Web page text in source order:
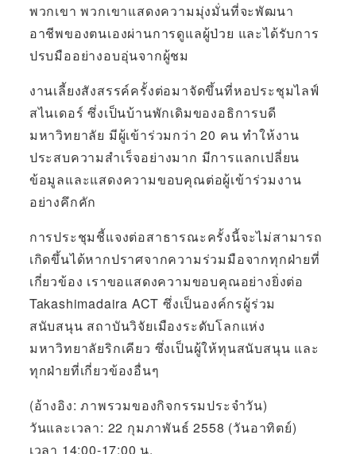
พวกเขา พวกเขาแสดงความมุ่งมั่นที่จะพัฒนา
อาชีพของตนเองผ่านการดูแลผู้ป่วย และได้รับการ
ปรบมืออย่างอบอุ่นจากผู้ชม
งานเลี้ยงสังสรรค์ครั้งต่อมาจัดขึ้นที่หอประชุมไลฟ์
สไนเดอร์ ซึ่งเป็นบ้านพักเดิมของอธิการบดี
มหาวิทยาลัย มีผู้เข้าร่วมกว่า 20 คน ทำให้งาน
ประสบความสำเร็จอย่างมาก มีการแลกเปลี่ยน
ข้อมูลและแสดงความขอบคุณต่อผู้เข้าร่วมงาน
อย่างคึกคัก
การประชุมชี้แจงต่อสาธารณะครั้งนี้จะไม่สามารถ
เกิดขึ้นได้หากปราศจากความร่วมมือจากทุกฝ่ายที่
เกี่ยวข้อง เราขอแสดงความขอบคุณอย่างยิ่งต่อ
Takashimadaira ACT ซึ่งเป็นองค์กรผู้ร่วม
สนับสนุน สถาบันวิจัยเมืองระดับโลกแห่ง
มหาวิทยาลัยริกเคียว ซึ่งเป็นผู้ให้ทุนสนับสนุน และ
ทุกฝ่ายที่เกี่ยวข้องอื่นๆ
(อ้างอิง: ภาพรวมของกิจกรรมประจำวัน)
วันและเวลา: 22 กุมภาพันธ์ 2558 (วันอาทิตย์)
เวลา 14:00-17:00 น.